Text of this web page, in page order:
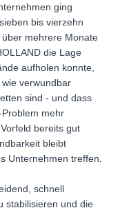
ging
bis vierzehn
mehrere Monate
die Lage
aufholen konnte,
verwundbar
sind - und dass
mehr
bereits gut
bleibt
Unternehmen treffen.
schnell
stabilisieren und die